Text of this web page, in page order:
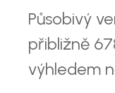
Působivý
přibližně
výhledem